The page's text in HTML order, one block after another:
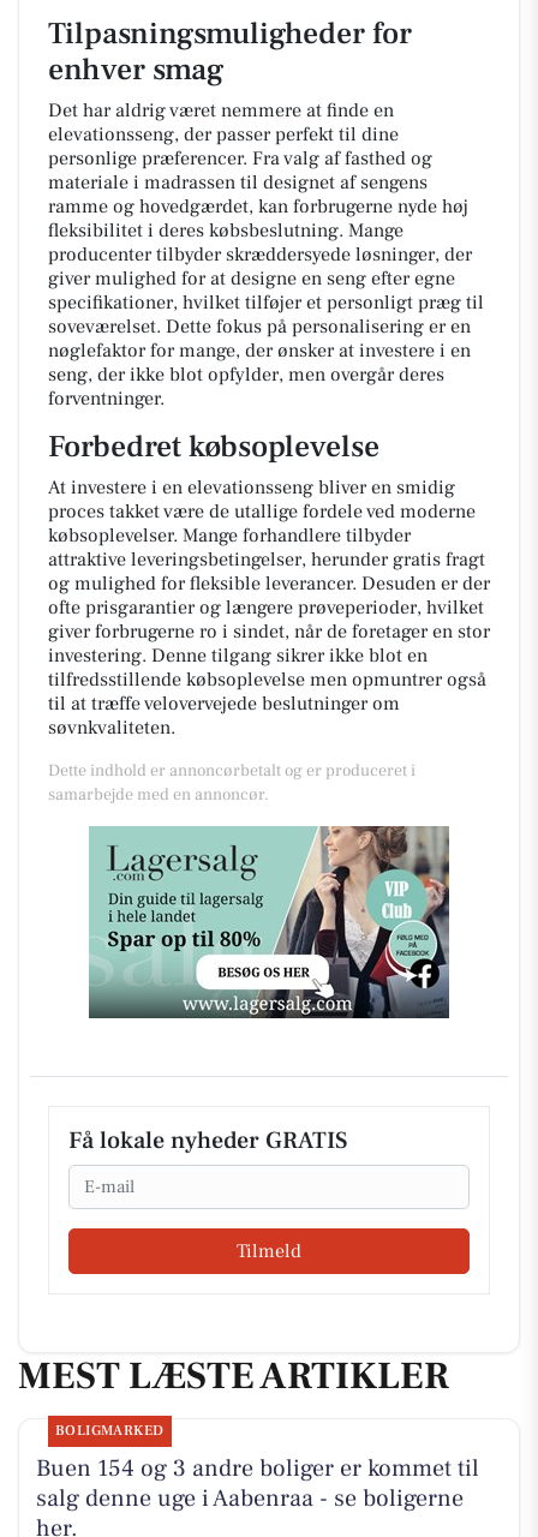
Tilpasningsmuligheder for
enhver smag
Det har aldrig været nemmere at finde en
elevationsseng, der passer perfekt til dine
personlige præferencer. Fra valg af fasthed og
materiale i madrassen til designet af sengens
ramme og hovedgærdet, kan forbrugerne nyde høj
fleksibilitet i deres købsbeslutning. Mange
producenter tilbyder skræddersyede løsninger, der
giver mulighed for at designe en seng efter egne
specifikationer, hvilket tilføjer et personligt præg til
soveværelset. Dette fokus på personalisering er en
nøglefaktor for mange, der ønsker at investere i en
seng, der ikke blot opfylder, men overgår deres
forventninger.
Forbedret købsoplevelse
At investere i en elevationsseng bliver en smidig
proces takket være de utallige fordele ved moderne
købsoplevelser. Mange forhandlere tilbyder
attraktive leveringsbetingelser, herunder gratis fragt
og mulighed for fleksible leverancer. Desuden er der
ofte prisgarantier og længere prøveperioder, hvilket
giver forbrugerne ro i sindet, når de foretager en stor
investering. Denne tilgang sikrer ikke blot en
tilfredsstillende købsoplevelse men opmuntrer også
til at træffe velovervejede beslutninger om
søvnkvaliteten.
Dette indhold er annoncørbetalt og er produceret i
samarbejde med en annoncør.
Få lokale nyheder GRATIS
Email
Tilmeld
MEST LÆSTE ARTIKLER
BOLIGMARKED
Buen 154 og 3 andre boliger er kommet til
salg denne uge i Aabenraa - se boligerne
her.